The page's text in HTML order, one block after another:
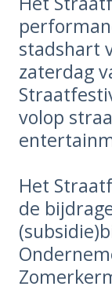
stadshart
zaterdag
volop
Het
de